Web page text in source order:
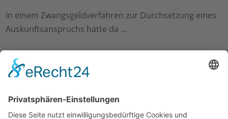
In einem Zwangsgeldverfahren zur Durchsetzung eines
Auskunftsanspruchs hatte da ...